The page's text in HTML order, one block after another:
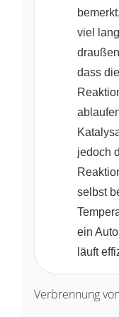
viel
dass
jedoch
selbst
ein
läuft
Verbrennung